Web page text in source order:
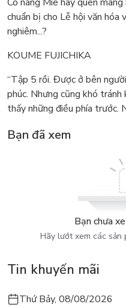
chuẩn bị cho Lễ hội văn hóa
nghiêm...?
KOUME FUJICHIKA
“Tập 5 rồi. Được ở bên
phúc. Nhưng cũng khó tránh
thấy những điều phía trước.
Bạn đã xem
Bạn chưa
Hãy lướt xem các sản
Tin khuyến mãi
Thứ Bảy, 08/08/2026